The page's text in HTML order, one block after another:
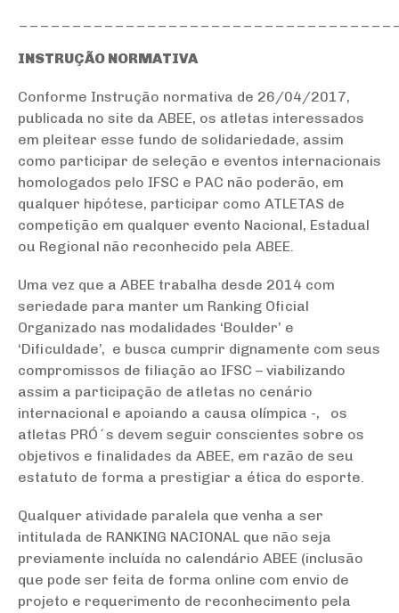
INSTRUÇÃO NORMATIVA
Conforme Instrução normativa de 26/04/2017,
publicada no site da ABEE, os atletas interessados
em pleitear esse fundo de solidariedade, assim
como participar de seleção e eventos internacionais
homologados pelo IFSC e PAC não poderão, em
qualquer hipótese, participar como ATLETAS de
competição em qualquer evento Nacional, Estadual
ou Regional não reconhecido pela ABEE.
Uma vez que a ABEE trabalha desde 2014 com
seriedade para manter um Ranking Oficial
Organizado nas modalidades ‘Boulder’ e
‘Dificuldade’, e busca cumprir dignamente com seus
compromissos de filiação ao IFSC – viabilizando
assim a participação de atletas no cenário
internacional e apoiando a causa olímpica -, os
atletas PRÓ´s devem seguir conscientes sobre os
objetivos e finalidades da ABEE, em razão de seu
estatuto de forma a prestigiar a ética do esporte.
Qualquer atividade paralela que venha a ser
intitulada de RANKING NACIONAL que não seja
previamente incluída no calendário ABEE (inclusão
que pode ser feita de forma online com envio de
projeto e requerimento de reconhecimento pela